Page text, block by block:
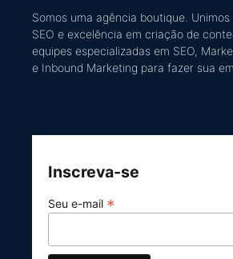
Somos uma agência boutique. U
SEO e excelência em criação de
equipes especializadas em SEO,
e Inbound Marketing para fazer sua
Inscreva-se
Seu e-mail *